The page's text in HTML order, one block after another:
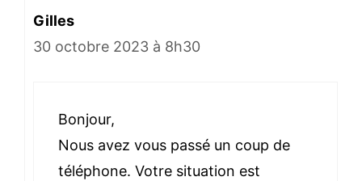
Gilles
30 octobre 2023 à 8h30
Bonjour,
Nous avez vous passé un coup de
téléphone. Votre situation est